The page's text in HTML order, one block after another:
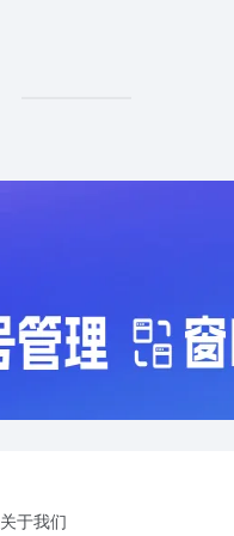
关于我们